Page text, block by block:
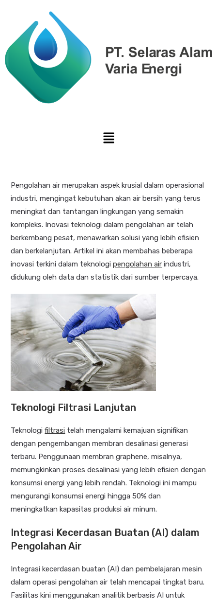
Pengolahan air merupakan aspek krusial dalam operasional
industri, mengingat kebutuhan akan air bersih yang terus
meningkat dan tantangan lingkungan yang semakin
kompleks. Inovasi teknologi dalam pengolahan air telah
berkembang pesat, menawarkan solusi yang lebih efisien
dan berkelanjutan. Artikel ini akan membahas beberapa
inovasi terkini dalam teknologipengolahan air industri,
didukung oleh data dan statistik dari sumber terpercaya.​
Teknologi Filtrasi Lanjutan
Teknologifiltrasi telah mengalami kemajuan signifikan
dengan pengembangan membran desalinasi generasi
terbaru. Penggunaan membran graphene, misalnya,
memungkinkan proses desalinasi yang lebih efisien dengan
konsumsi energi yang lebih rendah. Teknologi ini mampu
mengurangi konsumsi energi hingga 50% dan
meningkatkan kapasitas produksi air minum.
Integrasi Kecerdasan Buatan (AI) dalam
Pengolahan Air
Integrasi kecerdasan buatan (AI) dan pembelajaran mesin
dalam operasi pengolahan air telah mencapai tingkat baru.
Fasilitas kini menggunakan analitik berbasis AI untuk